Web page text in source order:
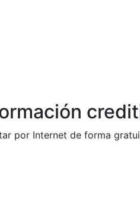
por Internet de forma